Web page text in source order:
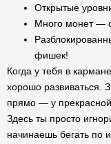
Открытые
Много монет —
фишек!
Когда у тебя в
хорошо развиваться.
прямо — у прекрасной
Здесь ты просто
начинаешь бегать по